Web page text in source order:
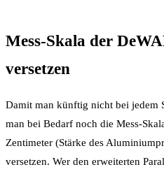
Mess-Skala der
versetzen
Damit man künftig nicht bei jedem
man bei Bedarf noch die Mess-
Zentimeter (Stärke des
versetzen. Wer den erweiterten